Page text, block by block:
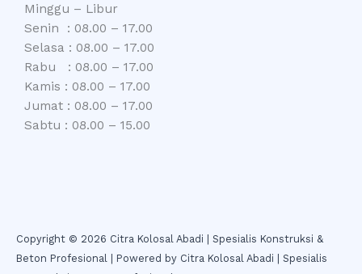
Minggu – Libur
Senin : 08.00 – 17.00
Selasa : 08.00 – 17.00
Rabu : 08.00 – 17.00
Kamis : 08.00 – 17.00
Jumat : 08.00 – 17.00
Sabtu : 08.00 – 15.00
Copyright © 2026 Citra Kolosal Abadi | Spesialis Konstruksi &
Beton Profesional | Powered by Citra Kolosal Abadi | Spesialis